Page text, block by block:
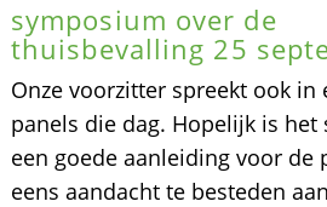
symposium over de
thuisbevalling 25
Onze voorzitter spreekt ook in
panels die dag. Hopelijk is het
een goede aanleiding voor de
eens aandacht te besteden